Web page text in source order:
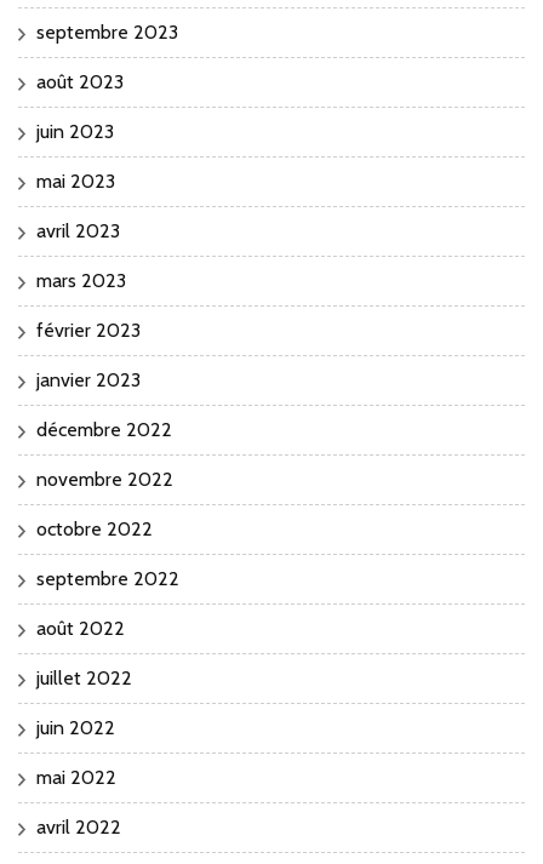
septembre 2023
août 2023
juin 2023
mai 2023
avril 2023
mars 2023
février 2023
janvier 2023
décembre 2022
novembre 2022
octobre 2022
septembre 2022
août 2022
juillet 2022
juin 2022
mai 2022
avril 2022